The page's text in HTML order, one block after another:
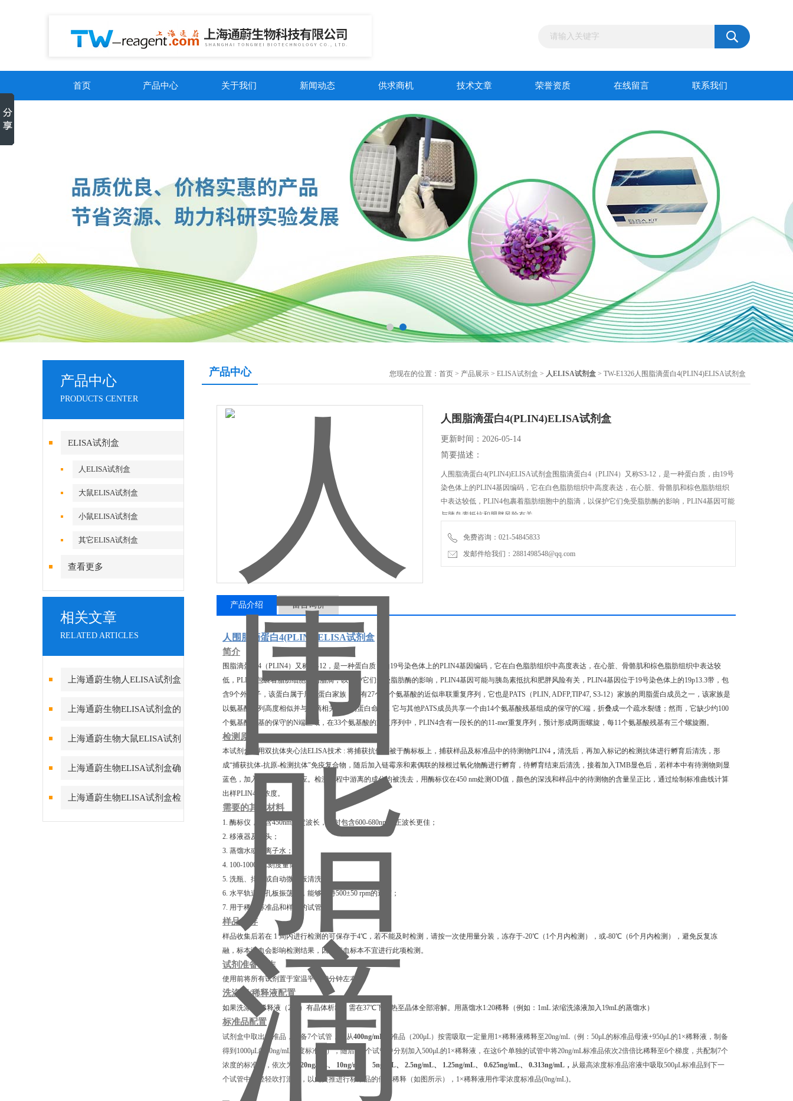
首页 产品中心 关于我们 新闻动态 供求商机 技术文章 荣誉资质 在线留言 联系我们
产品中心
PRODUCTS CENTER
ELISA试剂盒
人ELISA试剂盒
大鼠ELISA试剂盒
小鼠ELISA试剂盒
其它ELISA试剂盒
查看更多
相关文章
RELATED ARTICLES
上海通蔚生物人ELISA试剂盒
实验酶标仪环境的重要性
上海通蔚生物ELISA试剂盒的
测定方法及要求
上海通蔚生物大鼠ELISA试剂
盒的组成和保存
上海通蔚生物ELISA试剂盒确
保数据真实可靠
上海通蔚生物ELISA试剂盒检
测结果的稳定性
产品中心 您现在的位置： 首页 > 产品展示 > ELISA试剂盒 > 人ELISA试剂盒 > TW-E1326人围脂滴蛋白4(PLIN4)ELISA试剂盒
人围脂滴蛋白4(PLIN4)ELISA试剂盒
更新时间：2026-05-14
简要描述：
人围脂滴蛋白4(PLIN4)ELISA试剂盒围脂滴蛋白4（PLIN4）又称S3-12，是一种蛋白质，由19号
染色体上的PLIN4基因编码，它在白色脂肪组织中高度表达，在心脏、骨骼肌和棕色脂肪组织
中表达较低，PLIN4包裹着脂肪细胞中的脂滴，以保护它们免受脂肪酶的影响，PLIN4基因可能
与胰岛素抵抗和肥胖风险有关。
免费咨询：021-54845833
发邮件给我们：2881498548@qq.com
产品介绍 留言询价
人围脂滴蛋白4(PLIN4)ELISA试剂盒
简介
围脂滴蛋白4（PLIN4）又称S3-12，是一种蛋白质，由19号染色体上的PLIN4基因编码，它在白色脂肪组织中高度表达，在心脏、骨骼肌和棕色脂肪组织中表达较
低，PLIN4包裹着脂肪细胞中的脂滴，以保护它们免受脂肪酶的影响，PLIN4基因可能与胰岛素抵抗和肥胖风险有关，PLIN4基因位于19号染色体上的19p13.3带，包
含9个外显子，该蛋白属于周脂蛋白家族，含有27个33个氨基酸的近似串联重复序列，它也是PATS（PLIN, ADFP,TIP47, S3-12）家族的周脂蛋白成员之一，该家族是
以氨基酸序列高度相似并与脂滴相关的结构蛋白命名，它与其他PATS成员共享一个由14个氨基酸残基组成的保守的C端，折叠成一个疏水裂缝；然而，它缺少约100
个氨基酸残基的保守的N端区域，在33个氨基酸的重复序列中，PLIN4含有一段长的的11-mer重复序列，预计形成两面螺旋，每11个氨基酸残基有三个螺旋圈。
检测原理
本试剂盒采用双抗体夹心法ELISA技术 : 将捕获抗体包被于酶标板上，捕获样品及标准品中的待测物PLIN4 ， 清洗后，再加入标记的检测抗体进行孵育后清洗，形
成“捕获抗体-抗原-检测抗体"免疫复合物，随后加入链霉亲和素偶联的辣根过氧化物酶进行孵育，待孵育结束后清洗，接着加入TMB显色后，若样本中有待测物则显
蓝色，加入终止液停止反应。检测过程中游离的成分均被洗去，用酶标仪在450 nm处测OD值，颜色的深浅和样品中的待测物的含量呈正比，通过绘制标准曲线计算
出样PLIN4的浓度。
需要的其他材料
1. 酶标仪，包含450nm测定波长，同时包含600-680nm校正波长更佳；
2. 移液器及枪头；
3. 蒸馏水或去离子水；
4. 100-1000 mL刻度量筒；
5. 洗瓶、排枪或自动微孔板清洗机；
6. 水平轨道微孔板振荡器，能够保持500±50 rpm的速度；
7. 用于稀释标准品和样品的试管。
样品保存
样品收集后若在 1 周内进行检测的可保存于4℃，若不能及时检测，请按一次使用量分装，冻存于-20℃（1个月内检测），或-80℃（6个月内检测），避免反复冻
融，标本溶血会影响检测结果，因此溶血标本不宜进行此项检测。
试剂准备工作
使用前将所有试剂置于室温平衡30分钟左右。
洗涤液/稀释液配置
如果洗涤液/稀释液（20×）有晶体析出，需在37℃下加热⾄晶体全部溶解。用蒸馏水1:20稀释（例如：1mL 浓缩洗涤液加入19mL的蒸馏水）
标准品配置
试剂盒中取出标准品，准备7个试管，先从400ng/mL
标准品（200μL）按需吸取一定量用1×稀释液稀释至20ng/mL（例：50μL的标准品母液+950μL的1×稀释液，制备
得到1000μL的20ng/mL浓度标准品），随后在6个试管中分别加入500μL的1×稀释液，在这6个单独的试管中将20ng/mL标准品依次2倍倍比稀释至6个梯度，共配制7个
浓度的标准品，依次为: 20ng/mL、 10ng/mL、 5ng/mL、 2.5ng/mL、 1.25ng/mL、 0.625ng/mL、 0.313ng/mL， 从最高浓度标准品溶液中吸取500μL标准品到下一
个试管中，轻轻吹打混匀，以此类推进行标准品的倍比稀释（如图所示），1×稀释液用作零浓度标准品(0ng/mL)。